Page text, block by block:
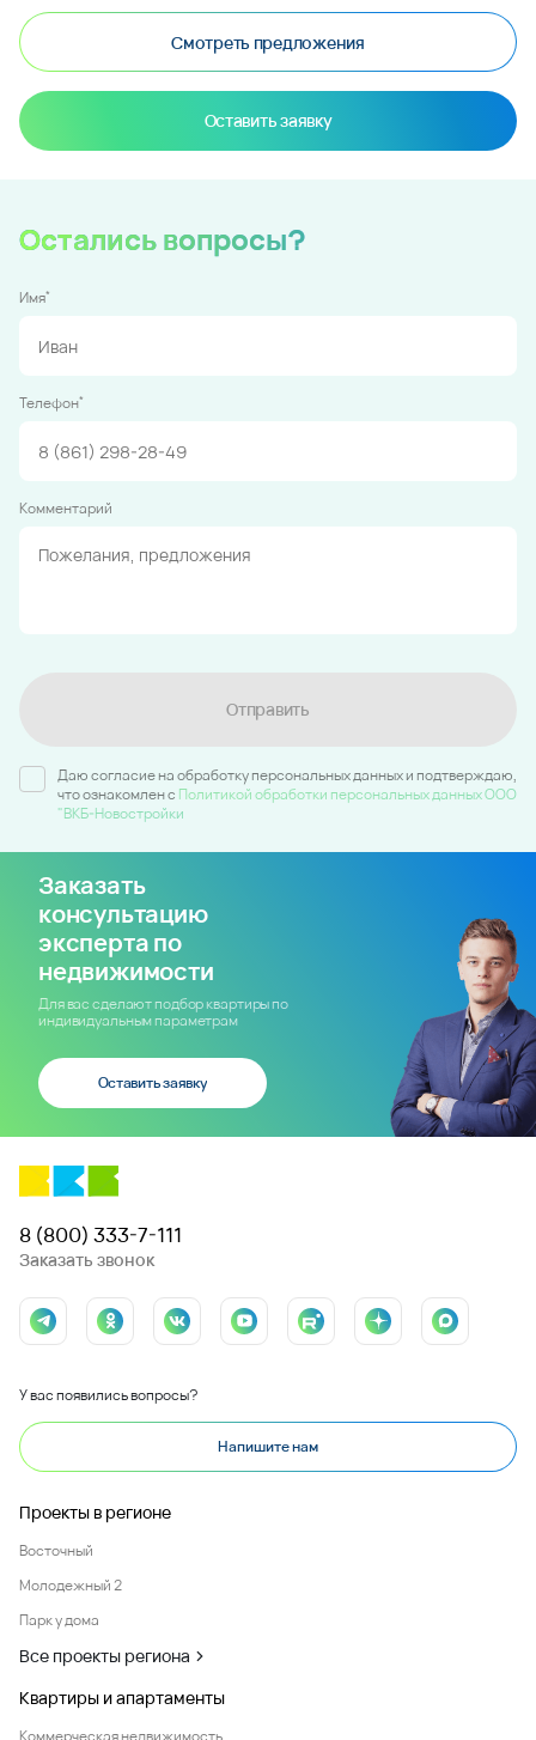
Смотреть предложения
Оставить заявку
Остались вопросы?
Имя*
Телефон*
Комментарий
Отправить
Даю согласие на обработку персональных данных и подтверждаю,
что ознакомлен c Политикой обработки персональных данных ООО
"ВКБ-Новостройки
Заказать
консультацию
эксперта по
недвижимости
Для вас сделают подбор квартиры по
индивидуальным параметрам
Оставить заявку
8 (800) 333-7-111
Заказать звонок
У вас появились вопросы?
Напишите нам
Проекты в регионе
Восточный
Молодежный 2
Парк у дома
Все проекты региона
Квартиры и апартаменты
Коммерческая недвижимость